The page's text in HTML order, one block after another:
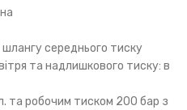
середнього тиску
та надлишкового тиску: в
та робочим тиском 200 бар з